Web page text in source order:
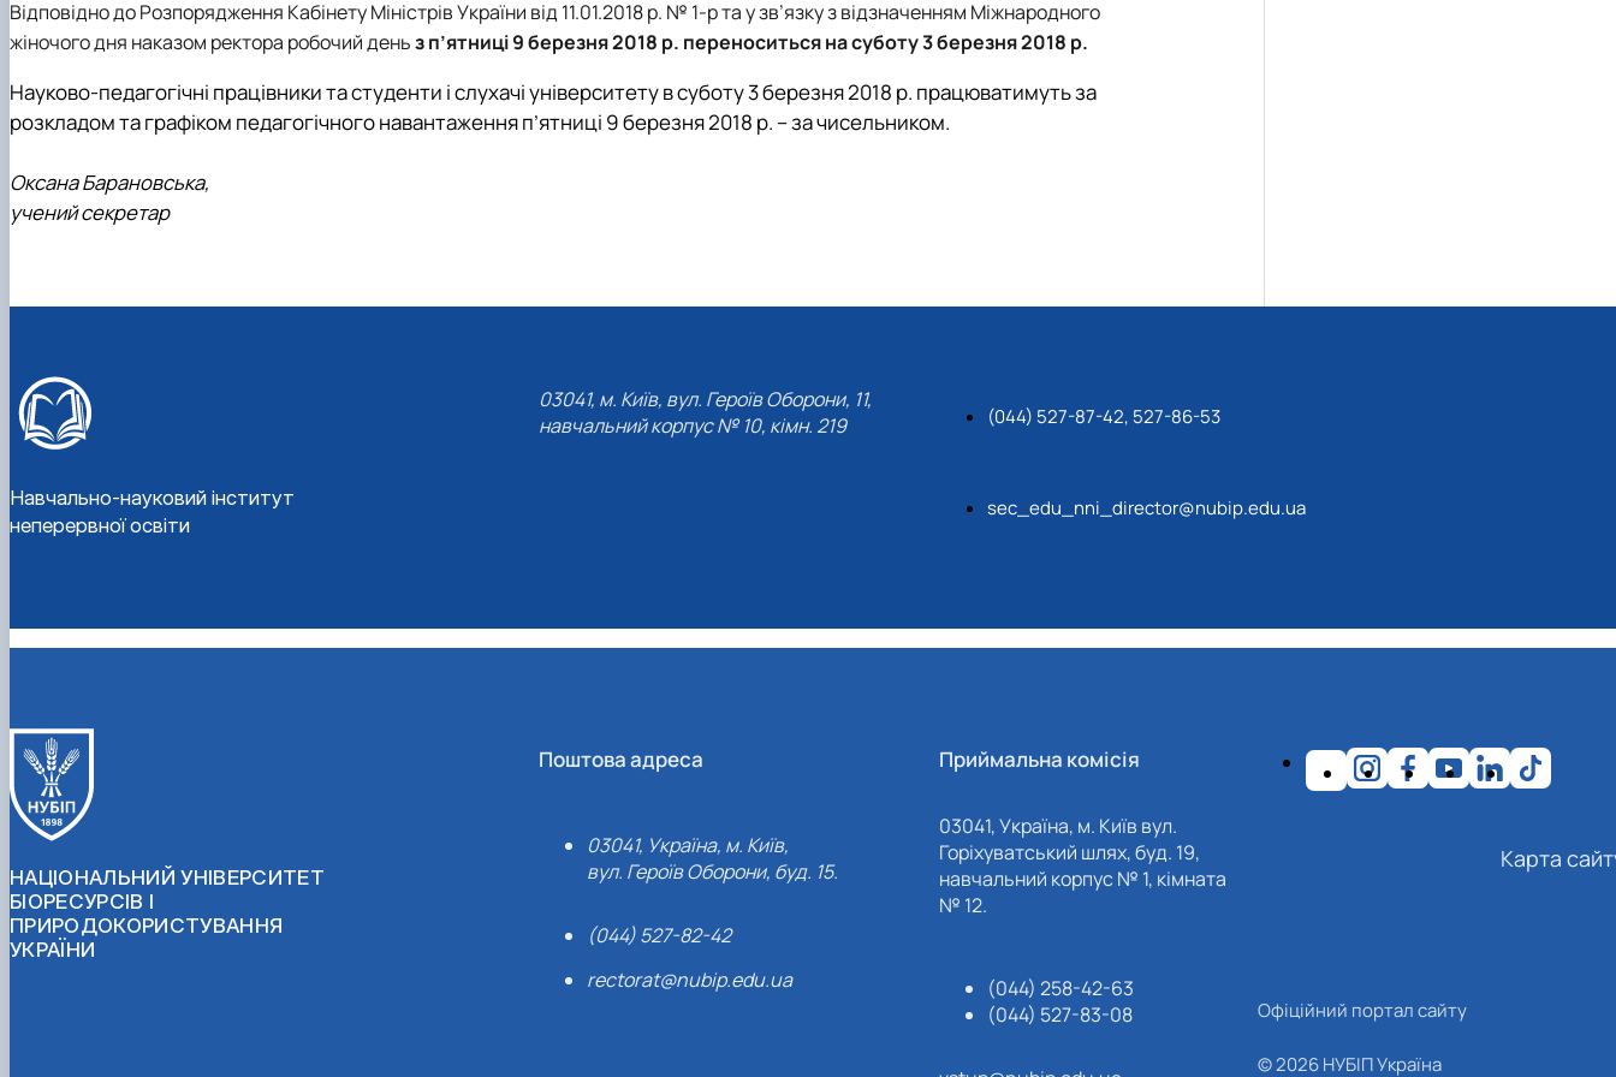
Відповідно до Розпорядження Кабінету Міністрів України від 11.01.2018 р. № 1-р та у зв’язку з відзначенням Міжнародного
жіночого дня наказом ректора робочий деньз п’ятниці 9 березня 2018 р. переноситься насуботу 3 березня 2018 р.
Науково-педагогічні працівники та студенти і слухачі університету в суботу 3 березня 2018 р. працюватимуть за
розкладом та графіком педагогічного навантаження п’ятниці 9 березня 2018 р. – за чисельником.
Оксана Барановська,
учений секретар
Навчально-науковий інститут
неперервної освіти
03041, м. Київ, вул. Героїв Оборони, 11,
навчальний корпус № 10, кімн. 219
(044) 527-87-42, 527-86-53
sec_edu_nni_director@nubip.edu.ua
НАЦІОНАЛЬНИЙ УНІВЕРСИТЕТ
БІОРЕСУРСІВ І
ПРИРОДОКОРИСТУВАННЯ
УКРАЇНИ
Поштова адреса
03041, Україна, м. Київ,
вул. Героїв Оборони, буд. 15.
(044) 527-82-42
rectorat@nubip.edu.ua
Приймальна комісія
03041, Україна, м. Київ вул.
Горіхуватський шлях, буд. 19,
навчальний корпус № 1, кімната
№ 12.
(044) 258-42-63
(044) 527-83-08
Карта
Офіційний портал сайту
© 2026 НУБІП Україна